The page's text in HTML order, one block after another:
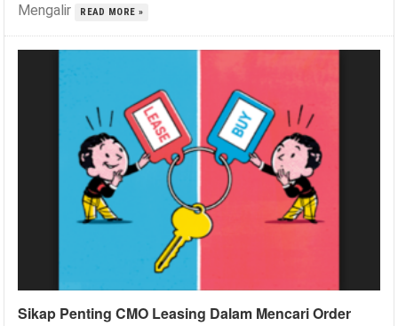
Mengalir
READ MORE »
Sikap Penting CMO Leasing Dalam Mencari Order